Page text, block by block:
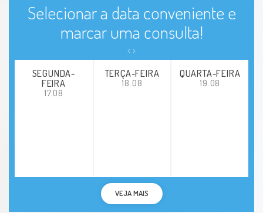
Selecionar a data conveniente e
marcar uma consulta!
SEGUNDA-
FEIRA
17.08
TERÇA-FEIRA
18.08
QUARTA-FEIRA
19.08
VEJA MAIS